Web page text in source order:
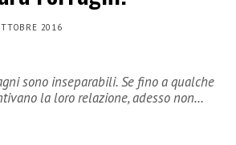
2016
sono inseparabili. Se fino a qualche
la loro relazione, adesso non…